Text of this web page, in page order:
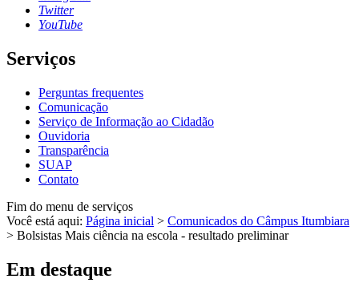
Twitter
YouTube
Serviços
Perguntas frequentes
Comunicação
Serviço de Informação ao Cidadão
Ouvidoria
Transparência
SUAP
Contato
Fim do menu de serviços
Você está aqui: Página inicial > Comunicados do Câmpus Itumbiara
> Bolsistas Mais ciência na escola - resultado preliminar
Em destaque